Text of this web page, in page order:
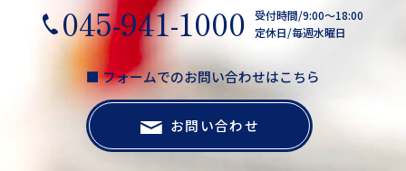
045-941-1000
受付時間/9:00～18:00
定休日/毎週水曜日
■ フォームでのお問い合わせはこちら
お問い合わせ